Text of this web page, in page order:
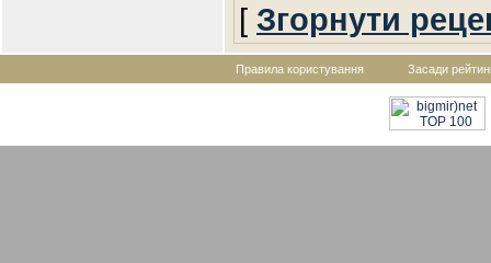
[ Згорнути
Правила користування Засади